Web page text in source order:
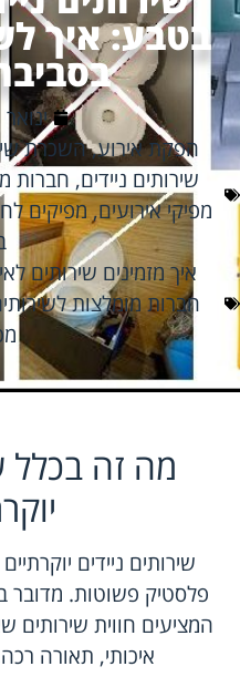
בטבע: איך
ינואר 28, 2026
הפקת אירוע,השכרת
שירותים ניידים, חברות
מפיקי אירועים,מפיקים
איך מזמינים שירותים
חברות מומלצות
מה זה בכלל
שירותים ניידים
פלסטיק פשוטות. מדובר
המציעים חווית שירותים
איכותי, תאורה